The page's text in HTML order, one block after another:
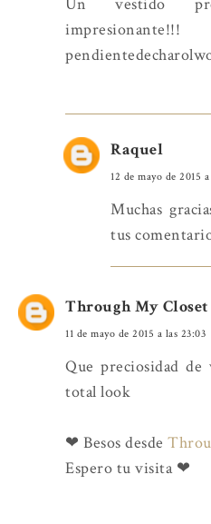
impresionante!!!
Raquel
12 de mayo de 2015
Muchas
tus
Through My Closet
11 de mayo de 2015 a las 23:03
Que preciosidad
total look
❤ Besos desde
Espero tu visita ❤